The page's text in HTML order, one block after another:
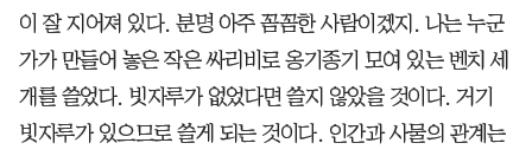
이 잘 지어져 있다. 분명 아주 꼼꼼한 사람이겠지. 나는 누군
가가 만들어 놓은 작은 싸리비로 옹기종기 모여 있는 벤치 세
개를 쓸었다. 빗자루가 없었다면 쓸지 않았을 것이다. 거기
빗자루가 있으므로 쓸게 되는 것이다. 인간과 사물의 관계는